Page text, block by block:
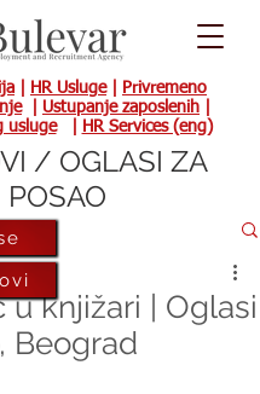
HR Usluge|
Privremeno
| Ustupanje zaposlenih
usluge| HR Services (eng)
u knjižari | Oglasi
Beograd
/ OGLASI ZA
POSAO